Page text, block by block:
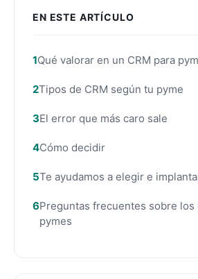
EN ESTE ARTÍCULO
Qué valorar en un CRM para
Tipos de CRM según tu pyme
El error que más caro sale
Cómo decidir
Te ayudamos a elegir e
Preguntas frecuentes sobre los
pymes